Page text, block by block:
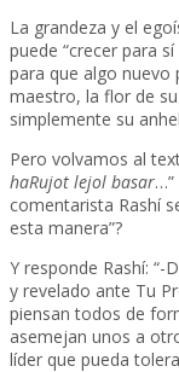
La grandeza y el
puede “crecer para
para que algo
maestro, la flor de
simplemente su
Pero volvamos al
haRujot lejol basar…”
comentarista Rashí
esta manera”?
Y responde Rashí: “-
y revelado ante Tu
piensan todos de
asemejan unos a
líder que pueda